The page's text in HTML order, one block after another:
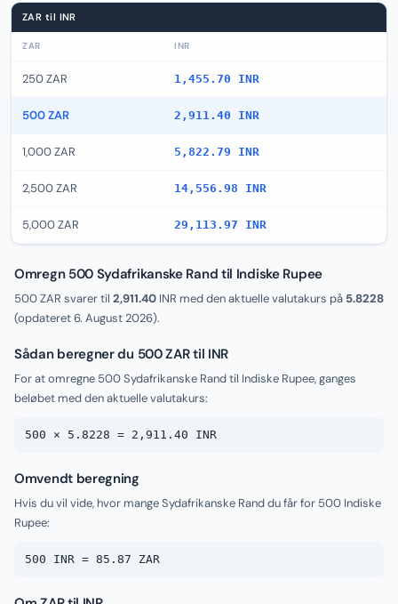
ZAR til INR
ZAR INR
250 ZAR 1,455.70 INR
500 ZAR 2,911.40 INR
1,000 ZAR 5,822.79 INR
2,500 ZAR 14,556.98 INR
5,000 ZAR 29,113.97 INR
Omregn 500 Sydafrikanske Rand til Indiske Rupee
500 ZAR svarer til 2,911.40 INR med den aktuelle valutakurs på 5.8228
(opdateret6. August 2026).
Sådan beregner du 500 ZAR til INR
For at omregne 500 Sydafrikanske Rand til Indiske Rupee, ganges
beløbet med den aktuelle valutakurs:
500 × 5.8228 = 2,911.40 INR
Omvendt beregning
Hvis du vil vide, hvor mange Sydafrikanske Rand du får for 500 Indiske
Rupee:
500 INR = 85.87 ZAR